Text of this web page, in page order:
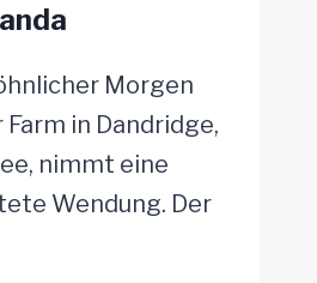
kauft
Welpen
Morgen
in Dandridge,
nimmt eine
Wendung. Der